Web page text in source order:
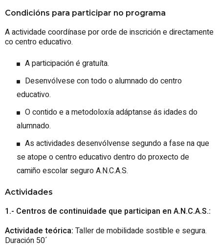
Condicións para participar no programa
A actividade coordínase por orde de inscrición e directamente
co centro educativo.
A participación é gratuíta.
Desenvólvese con todo o alumnado do centro
educativo.
O contido e a metodoloxía adáptanse ás idades do
alumnado.
As actividades desenvólvense segundo a fase na que
se atope o centro educativo dentro do proxecto de
camiño escolar seguro A.N.C.A.S.
Actividades
1.- Centros de continuidade que participan en A.N.C.A.S.:
Actividade teórica: Taller de mobilidade sostible e segura.
Duración 50´